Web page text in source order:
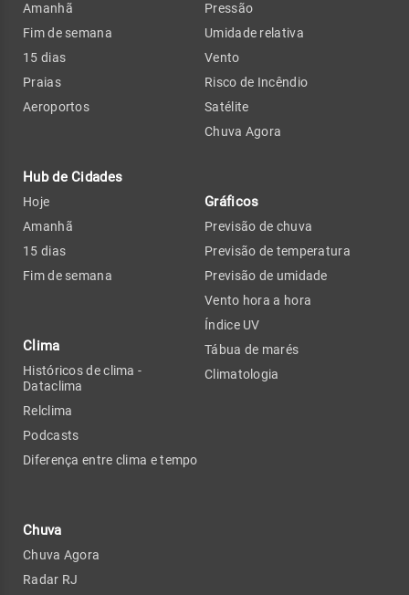
Amanhã
Fim de semana
15 dias
Praias
Aeroportos
Hub de Cidades
Hoje
Amanhã
15 dias
Fim de semana
Clima
Históricos de clima -
Dataclima
Relclima
Podcasts
Diferença entre clima e tempo
Chuva
Chuva Agora
Radar RJ
Pressão
Umidade relativa
Vento
Risco de Incêndio
Satélite
Chuva Agora
Gráficos
Previsão de chuva
Previsão de temperatura
Previsão de umidade
Vento hora a hora
Índice UV
Tábua de marés
Climatologia